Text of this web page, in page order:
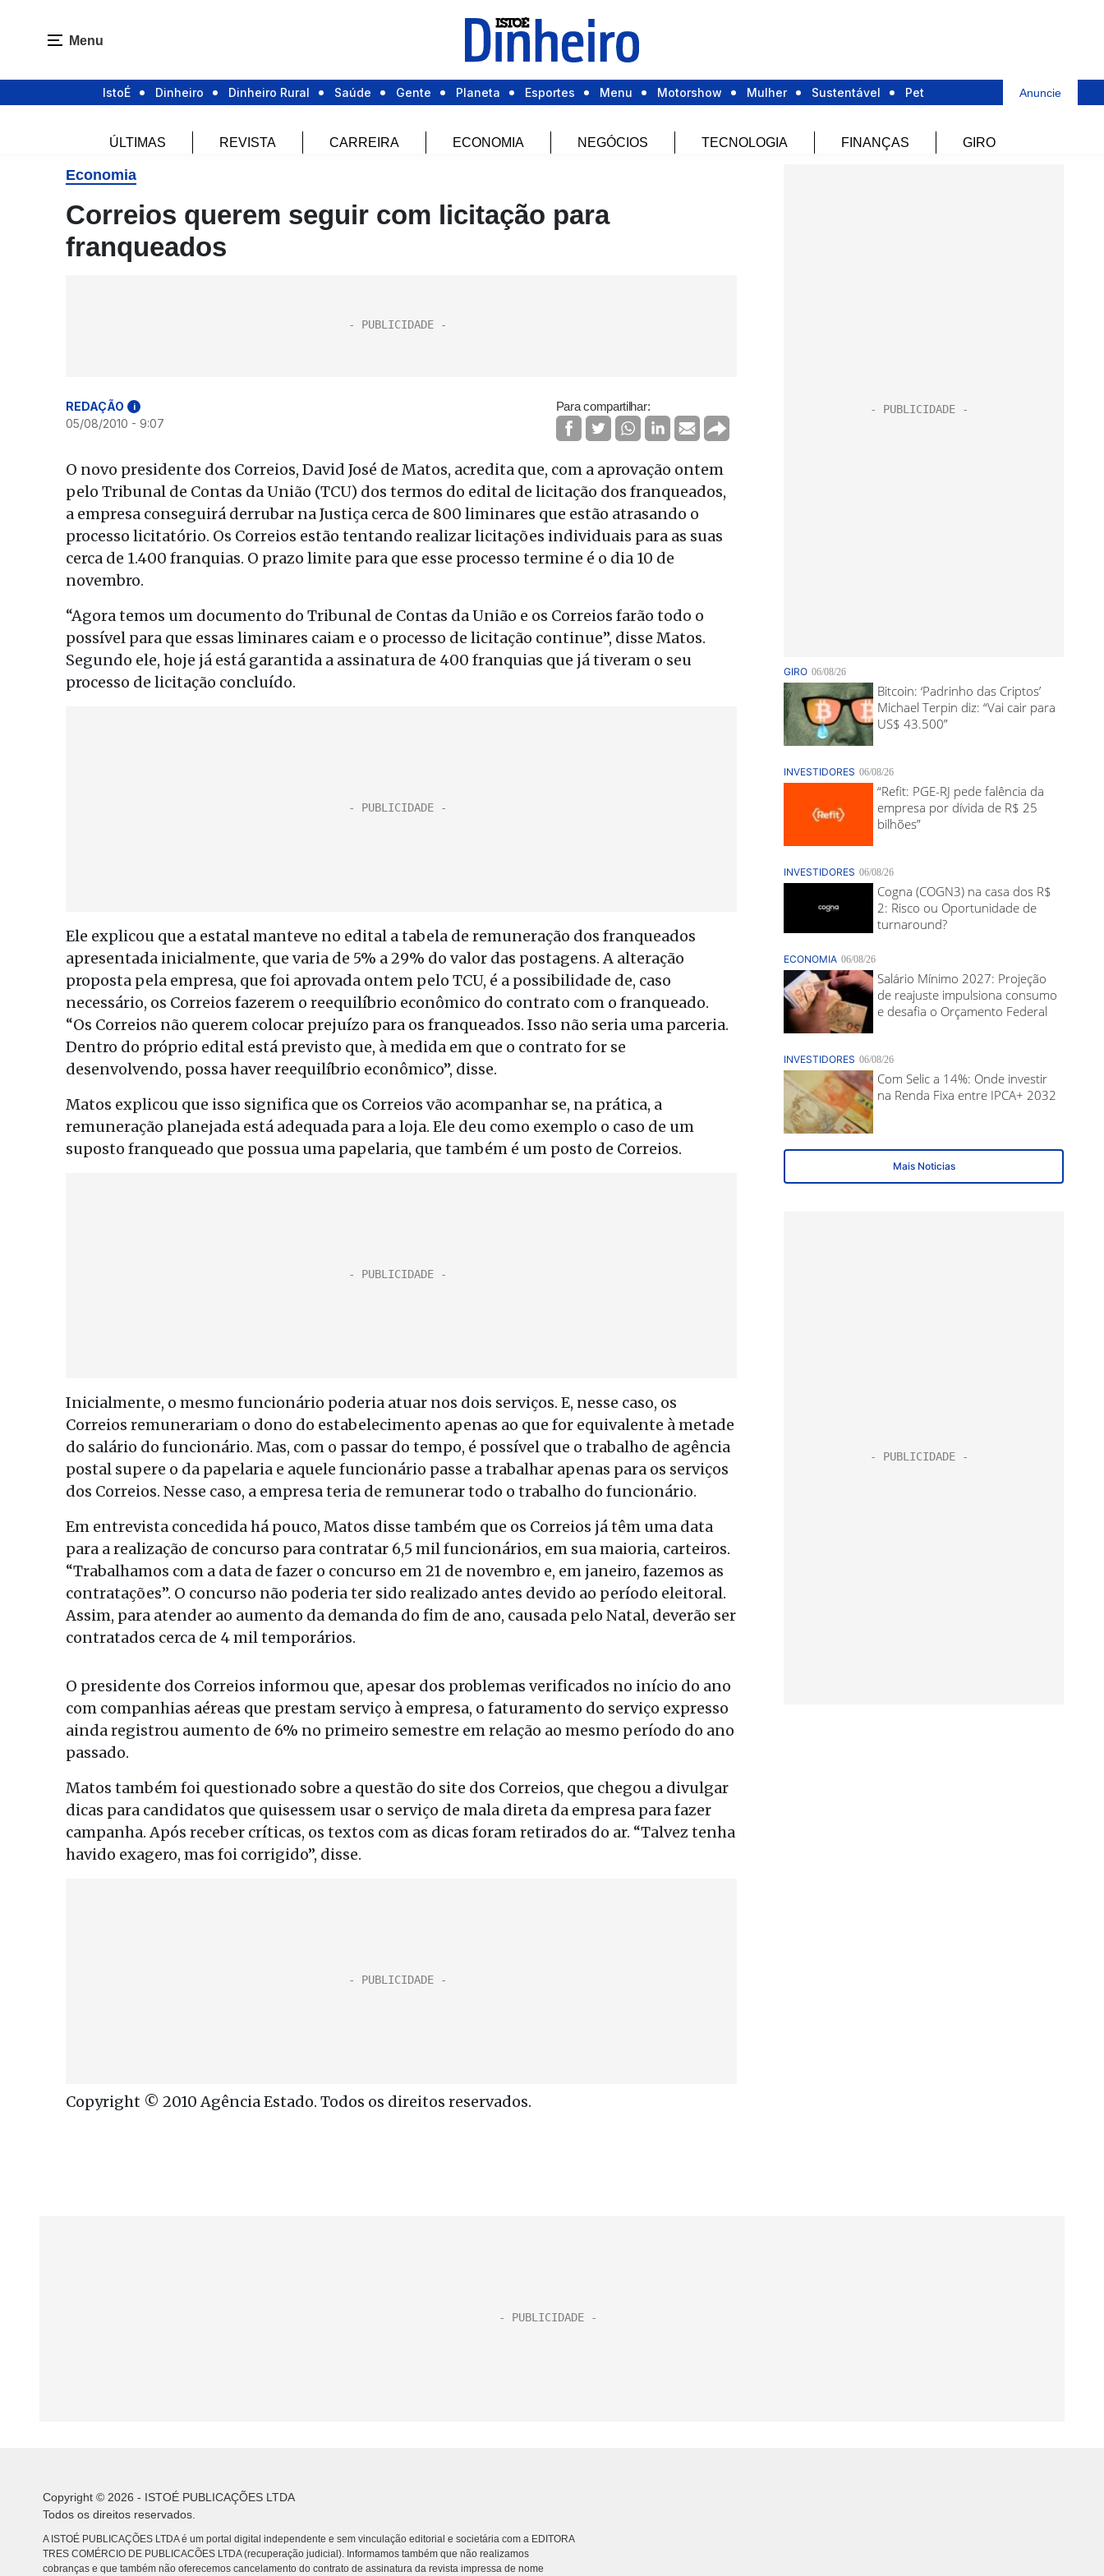
Menu
IstoÉ Dinheiro Dinheiro Rural Saúde Gente Planeta Esportes Menu Motorshow Mulher Sustentável Pet Anuncie
ÚLTIMAS REVISTA CARREIRA ECONOMIA NEGÓCIOS TECNOLOGIA FINANÇAS GIRO
Economia
Correios querem seguir com licitação para
franqueados
REDAÇÃO i
05/08/2010 - 9:07
Para compartilhar:
O novo presidente dos Correios, David José de Matos, acredita que, com a aprovação ontem
pelo Tribunal de Contas da União (TCU) dos termos do edital de licitação dos franqueados,
a empresa conseguirá derrubar na Justiça cerca de 800 liminares que estão atrasando o
processo licitatório. Os Correios estão tentando realizar licitações individuais para as suas
cerca de 1.400 franquias. O prazo limite para que esse processo termine é o dia 10 de
novembro.
“Agora temos um documento do Tribunal de Contas da União e os Correios farão todo o
possível para que essas liminares caiam e o processo de licitação continue”, disse Matos.
Segundo ele, hoje já está garantida a assinatura de 400 franquias que já tiveram o seu
processo de licitação concluído.
Ele explicou que a estatal manteve no edital a tabela de remuneração dos franqueados
apresentada inicialmente, que varia de 5% a 29% do valor das postagens. A alteração
proposta pela empresa, que foi aprovada ontem pelo TCU, é a possibilidade de, caso
necessário, os Correios fazerem o reequilíbrio econômico do contrato com o franqueado.
“Os Correios não querem colocar prejuízo para os franqueados. Isso não seria uma parceria.
Dentro do próprio edital está previsto que, à medida em que o contrato for se
desenvolvendo, possa haver reequilíbrio econômico”, disse.
Matos explicou que isso significa que os Correios vão acompanhar se, na prática, a
remuneração planejada está adequada para a loja. Ele deu como exemplo o caso de um
suposto franqueado que possua uma papelaria, que também é um posto de Correios.
Inicialmente, o mesmo funcionário poderia atuar nos dois serviços. E, nesse caso, os
Correios remunerariam o dono do estabelecimento apenas ao que for equivalente à metade
do salário do funcionário. Mas, com o passar do tempo, é possível que o trabalho de agência
postal supere o da papelaria e aquele funcionário passe a trabalhar apenas para os serviços
dos Correios. Nesse caso, a empresa teria de remunerar todo o trabalho do funcionário.
Em entrevista concedida há pouco, Matos disse também que os Correios já têm uma data
para a realização de concurso para contratar 6,5 mil funcionários, em sua maioria, carteiros.
“Trabalhamos com a data de fazer o concurso em 21 de novembro e, em janeiro, fazemos as
contratações”. O concurso não poderia ter sido realizado antes devido ao período eleitoral.
Assim, para atender ao aumento da demanda do fim de ano, causada pelo Natal, deverão ser
contratados cerca de 4 mil temporários.
O presidente dos Correios informou que, apesar dos problemas verificados no início do ano
com companhias aéreas que prestam serviço à empresa, o faturamento do serviço expresso
ainda registrou aumento de 6% no primeiro semestre em relação ao mesmo período do ano
passado.
Matos também foi questionado sobre a questão do site dos Correios, que chegou a divulgar
dicas para candidatos que quisessem usar o serviço de mala direta da empresa para fazer
campanha. Após receber críticas, os textos com as dicas foram retirados do ar. “Talvez tenha
havido exagero, mas foi corrigido”, disse.
Copyright © 2010 Agência Estado. Todos os direitos reservados.
Copyright © 2026 - ISTOÉ PUBLICAÇÕES LTDA
Todos os direitos reservados.
A ISTOÉ PUBLICAÇÕES LTDA é um portal digital independente e sem vinculação editorial e societária com a EDITORA
TRES COMÉRCIO DE PUBLICACÕES LTDA (recuperação judicial). Informamos também que não realizamos
cobranças e que também não oferecemos cancelamento do contrato de assinatura da revista impressa de nome